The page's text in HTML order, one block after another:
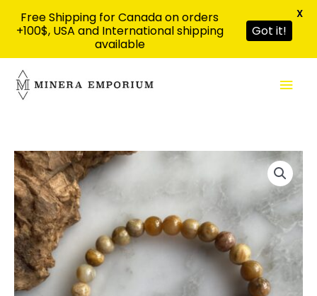
contenu
Free Shipping for Canada on orders
+100$, USA and International shipping
available
Got it!
X